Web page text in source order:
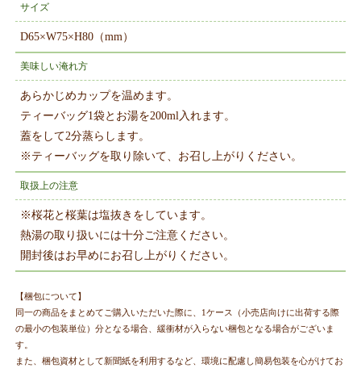
サイズ
D65×W75×H80（mm）
美味しい淹れ方
あらかじめカップを温めます。
ティーバッグ1袋とお湯を200ml入れます。
蓋をして2分蒸らします。
※ティーバッグを取り除いて、お召し上がりください。
取扱上の注意
※桜花と桜葉は塩抜きをしています。
熱湯の取り扱いには十分ご注意ください。
開封後はお早めにお召し上がりください。
【梱包について】
同一の商品をまとめてご購入いただいた際に、1ケース（小売店向けに出荷する際
の最小の包装単位）分となる場合、緩衝材が入らない梱包となる場合がございま
す。
また、梱包資材として新聞紙を利用するなど、環境に配慮し簡易包装を心がけてお